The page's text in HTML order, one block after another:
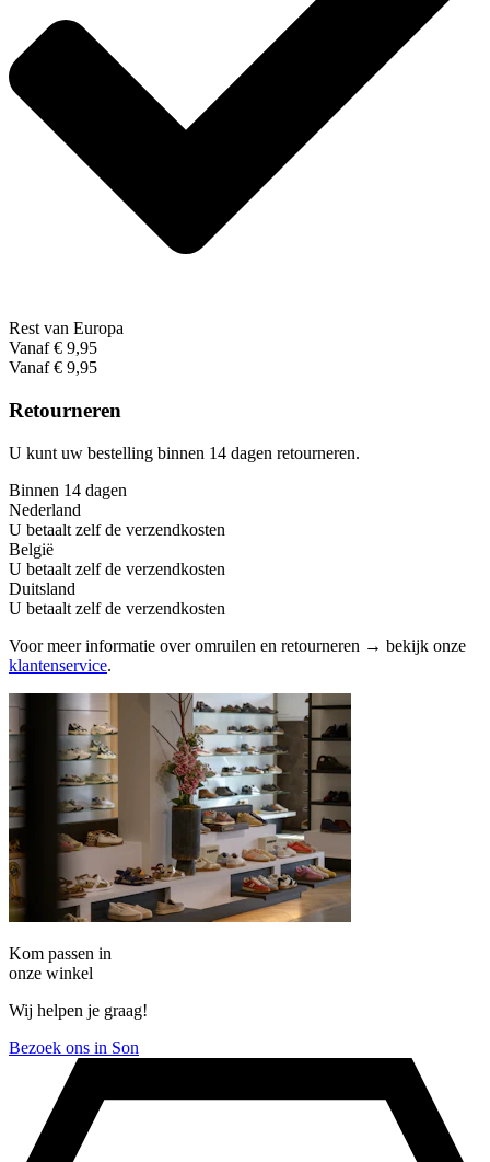
Rest van Europa
Vanaf € 9,95
Vanaf € 9,95
Retourneren
U kunt uw bestelling binnen 14 dagen retourneren.
Binnen 14 dagen
Nederland
U betaalt zelf de verzendkosten
België
U betaalt zelf de verzendkosten
Duitsland
U betaalt zelf de verzendkosten
Voor meer informatie over omruilen en retourneren → bekijk onze
klantenservice.
Kom passen in
onze winkel
Wij helpen je graag!
Bezoek ons in Son